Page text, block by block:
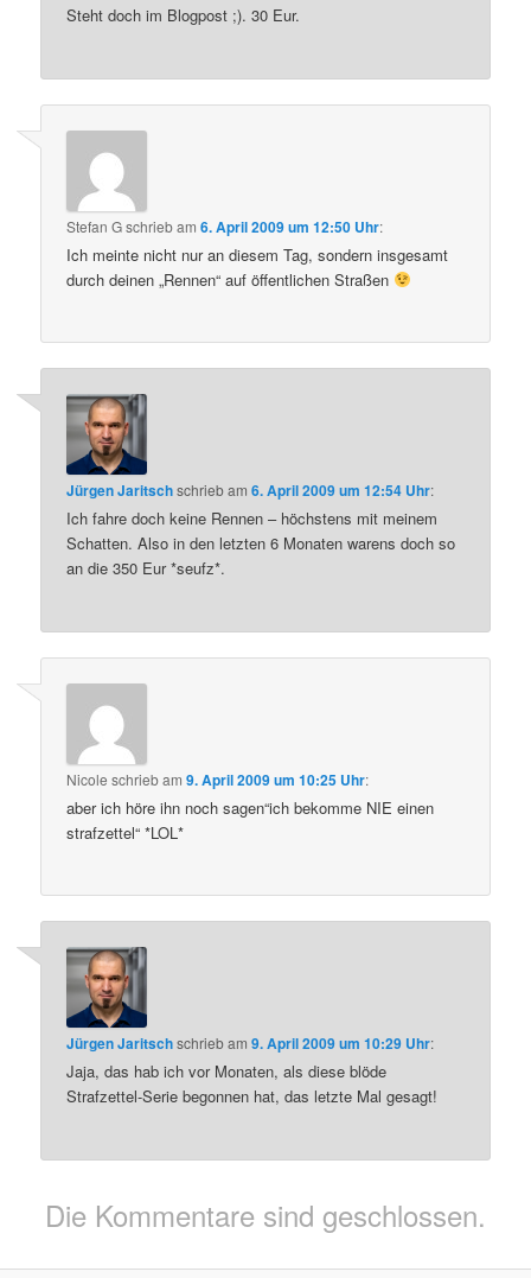
Steht doch im Blogpost ;). 30 Eur.
Stefan Gschriebam6. April 2009 um 12:50 Uhr:
Ich meinte nicht nur an diesem Tag, sondern insgesamt
durch deinen „Rennen“ auf öffentlichen Straßen
Jürgen Jaritschschriebam6. April 2009 um 12:54 Uhr:
Ich fahre doch keine Rennen – höchstens mit meinem
Schatten. Also in den letzten 6 Monaten warens doch so
an die 350 Eur *seufz*.
Nicole schriebam9. April 2009 um 10:25 Uhr:
aber ich höre ihn noch sagen“ich bekomme NIE einen
strafzettel“ *LOL*
Jürgen Jaritschschriebam9. April 2009 um 10:29 Uhr:
Jaja, das hab ich vor Monaten, als diese blöde
Strafzettel-Serie begonnen hat, das letzte Mal gesagt!
Die Kommentare sind geschlossen.